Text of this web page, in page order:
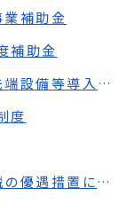
業補助金
補助金
中小企業等経営強化法に基づく先端設備等導入計画
度
設備投資を行った際の固定資産税の優遇措置について